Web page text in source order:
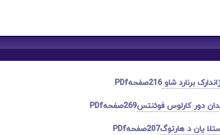
برنارد شاو216صفحهPDf
دور کارلوس فوئنتس269صفحهPDf
یان د هارتوگ207صفحهPDf